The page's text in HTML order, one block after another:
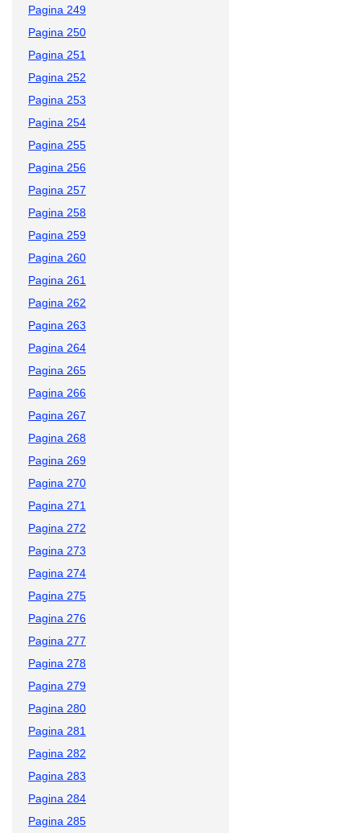
Pagina 249
Pagina 250
Pagina 251
Pagina 252
Pagina 253
Pagina 254
Pagina 255
Pagina 256
Pagina 257
Pagina 258
Pagina 259
Pagina 260
Pagina 261
Pagina 262
Pagina 263
Pagina 264
Pagina 265
Pagina 266
Pagina 267
Pagina 268
Pagina 269
Pagina 270
Pagina 271
Pagina 272
Pagina 273
Pagina 274
Pagina 275
Pagina 276
Pagina 277
Pagina 278
Pagina 279
Pagina 280
Pagina 281
Pagina 282
Pagina 283
Pagina 284
Pagina 285